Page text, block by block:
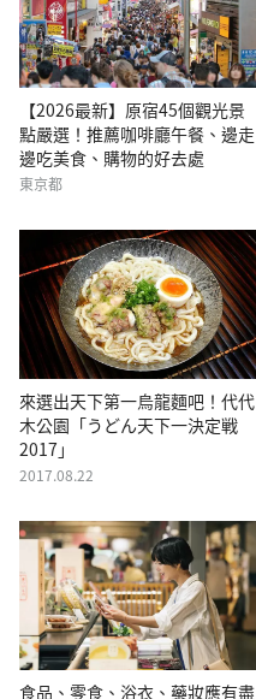
【2026最新】原宿45個觀光景
點嚴選！推薦咖啡廳午餐、邊走
邊吃美食、購物的好去處
東京都
來選出天下第一烏龍麵吧！代代
木公園「うどん天下一決定戦
2017」
2017.08.22
食品、零食、浴衣、藥妝應有盡